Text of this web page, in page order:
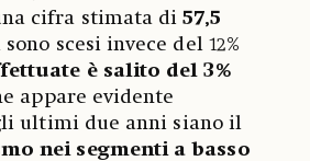
cifra stimata di57,5
scesi invece del 12%
è salito del 3%
appare evidente
ultimi due anni siano il
nei segmenti a basso